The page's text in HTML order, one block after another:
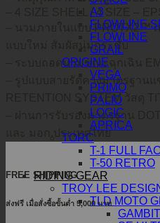
A3
FLOWLINE
FLOWLINE
GRAIL
ORIGINE
VEGA
PRIMO
PALIO
LOGIC
APRICA
TORC
T-1 FULL
T-50 RETRO
RIDING GEAR
TROY LEE
TLD MOTO
– 4 SIZE SHELL / 4 SIZE –
– นวมภายในแบบ PROTX2™
แบบใหม่ สัมผัสนุ่มกระชับ
– ระบบถอดนวมขณะฉุกเฉิน
– รูปแบบสายรัดคางมาตรฐานแ
RETENTION SYSTEM วัสดุ
– ผ่านการรับรองมาตรฐาน
และ มอก.ประเทศไทย
FREE SHIPPING
ส่งฟรี เมื่อสั่งซื้อขั้นต่ำ 5,000 บาท